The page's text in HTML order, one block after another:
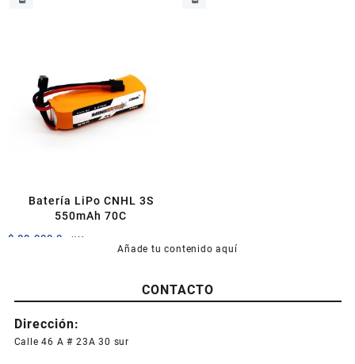
Batería LiPo CNHL 3S
550mAh 70C
$ 88.000,0 +IVA
Añade tu contenido aquí
CONTACTO
Dirección:
Calle 46 A # 23A 30 sur